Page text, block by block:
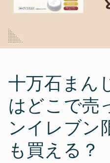
十万石まん
はどこで売
ンイレブン
も買える？